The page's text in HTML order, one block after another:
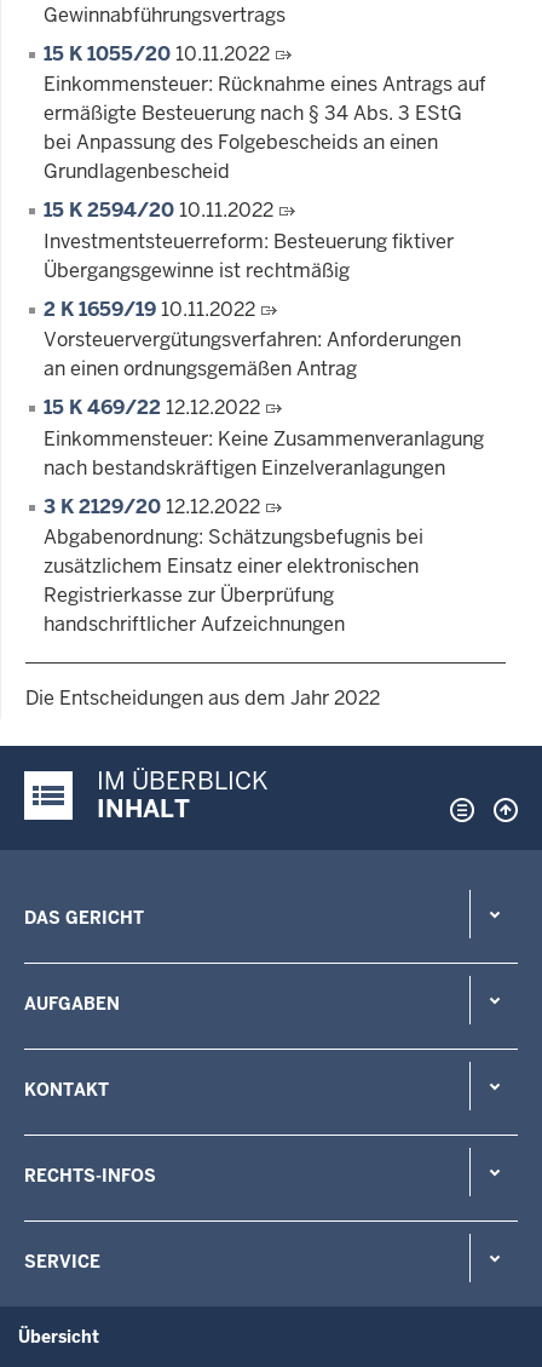
Gewinnabführungsvertrags
15 K 1055/2010.11.2022
Einkommensteuer: Rücknahme eines Antrags auf
ermäßigte Besteuerung nach § 34 Abs. 3 EStG
bei Anpassung des Folgebescheids an einen
Grundlagenbescheid
15 K 2594/2010.11.2022
Investmentsteuerreform: Besteuerung fiktiver
Übergangsgewinne ist rechtmäßig
2 K 1659/1910.11.2022
Vorsteuervergütungsverfahren: Anforderungen
an einen ordnungsgemäßen Antrag
15 K 469/2212.12.2022
Einkommensteuer: Keine Zusammenveranlagung
nach bestandskräftigen Einzelveranlagungen
3 K 2129/2012.12.2022
Abgabenordnung: Schätzungsbefugnis bei
zusätzlichem Einsatz einer elektronischen
Registrierkasse zur Überprüfung
handschriftlicher Aufzeichnungen
Die Entscheidungen aus dem Jahr 2022
Justiz-Portal im Überblick:
IM ÜBERBLICK
INHALT
DAS GERICHT
AUFGABEN
KONTAKT
RECHTS-INFOS
SERVICE
Übersicht